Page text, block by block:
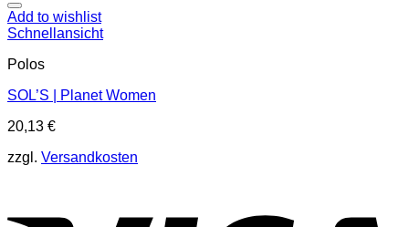
Add to wishlist
Schnellansicht
Polos
SOL’S | Planet Women
20,13 €
zzgl. Versandkosten